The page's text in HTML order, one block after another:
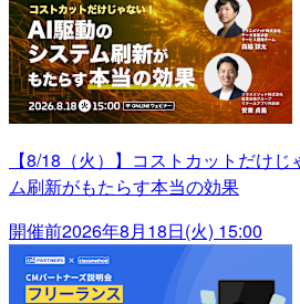
【8/18（火）】コストカットだけ
ム刷新がもたらす本当の効果
開催前2026年8月18日(火) 15:00